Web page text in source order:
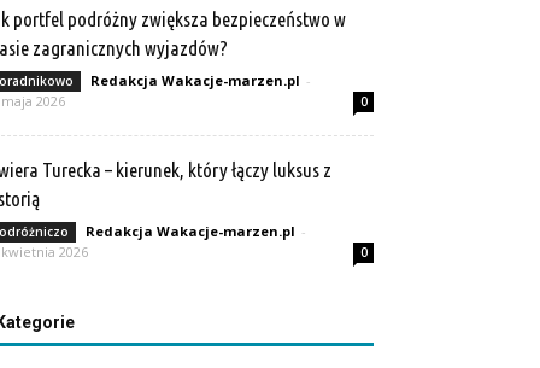
portfel podróżny zwiększa bezpieczeństwo w
zagranicznych wyjazdów?
Redakcja Wakacje-marzen.pl -
2026
0
Turecka – kierunek, który łączy luksus z
Redakcja Wakacje-marzen.pl -
2026
0
Kategorie